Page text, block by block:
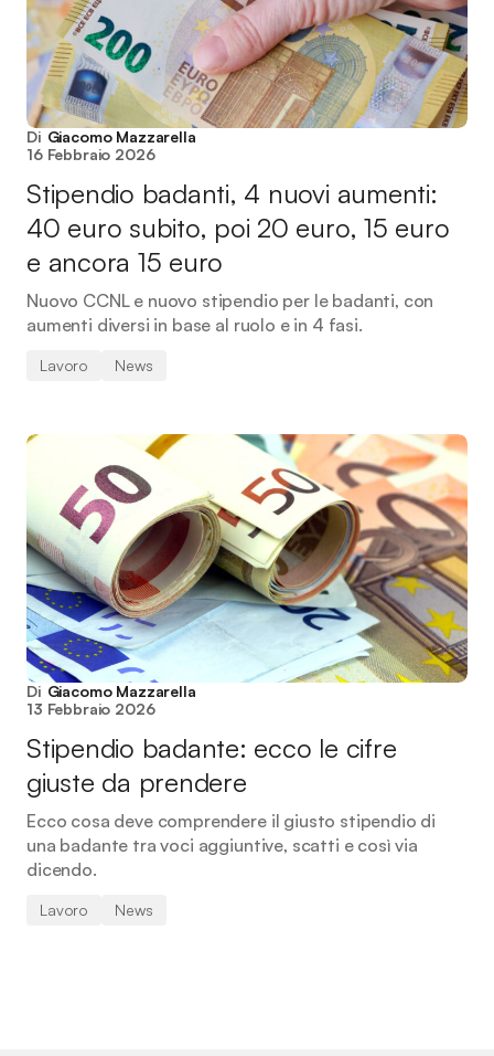
Di Giacomo Mazzarella
16 Febbraio 2026
Stipendio badanti, 4 nuovi aumenti:
40 euro subito, poi 20 euro, 15 euro
e ancora 15 euro
Nuovo CCNL e nuovo stipendio per le badanti, con
aumenti diversi in base al ruolo e in 4 fasi.
Lavoro News
Di Giacomo Mazzarella
13 Febbraio 2026
Stipendio badante: ecco le cifre
giuste da prendere
Ecco cosa deve comprendere il giusto stipendio di
una badante tra voci aggiuntive, scatti e così via
dicendo.
Lavoro News